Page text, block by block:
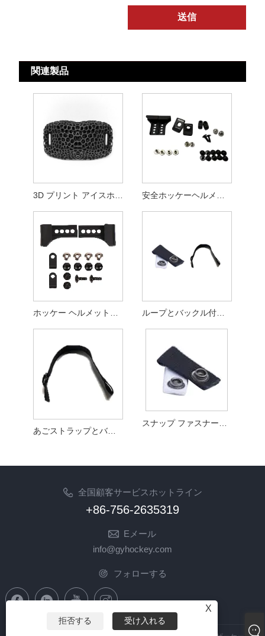
送信
関連製品
ホッケー ヘルメット修理キットの必須アクセサリ ループとバックル付きあごストラップ ホッケー選手ヘルメットアクセサリー
あごストラップとバックル ホッケー選手のヘルメット アクセサリー
全国顧客サービスホットライン
+86-756-2635319
Eメール
info@gyhockey.com
フォローする
X
拒否する 受け入れる